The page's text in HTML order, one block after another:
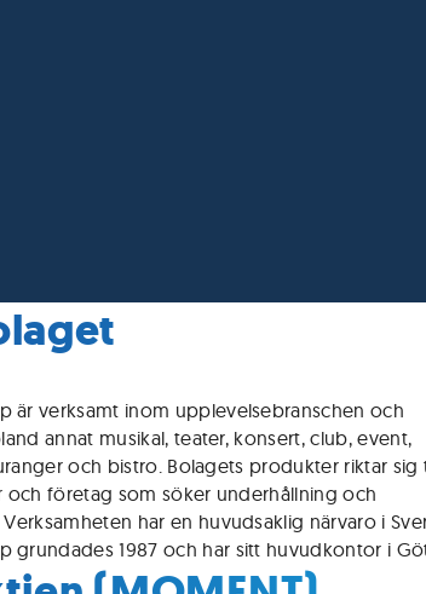
är verksamt inom upplevelsebranschen och
annat musikal, teater, konsert, club, event,
och bistro. Bolagets produkter riktar sig
och företag som söker underhållning och
har en huvudsaklig närvaro i
grundades 1987 och har sitt huvudkontor i